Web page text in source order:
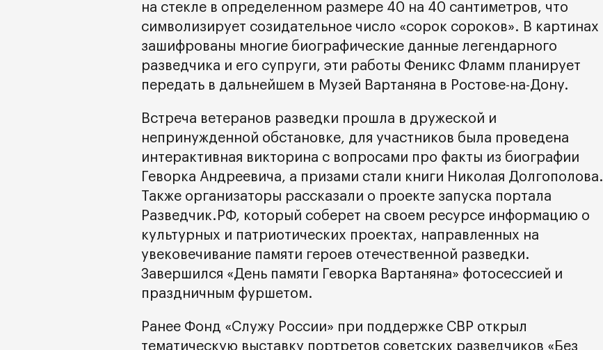
на стекле в определенном размере 40 на 40 сантиметров, что
символизирует созидательное число «сорок сороков». В картинах
зашифрованы многие биографические данные легендарного
разведчика и его супруги, эти работы Феникс Фламм планирует
передать в дальнейшем в Музей Вартаняна в Ростове-на-Дону.
Встреча ветеранов разведки прошла в дружеской и
непринужденной обстановке, для участников была проведена
интерактивная викторина с вопросами про факты из биографии
Геворка Андреевича, а призами стали книги Николая Долгополова.
Также организаторы рассказали о проекте запуска портала
Разведчик.РФ, который соберет на своем ресурсе информацию о
культурных и патриотических проектах, направленных на
увековечивание памяти героев отечественной разведки.
Завершился «День памяти Геворка Вартаняна» фотосессией и
праздничным фуршетом.
Ранее Фонд «Служу России» при поддержке СВР открыл
тематическую выставку портретов советских разведчиков «Без